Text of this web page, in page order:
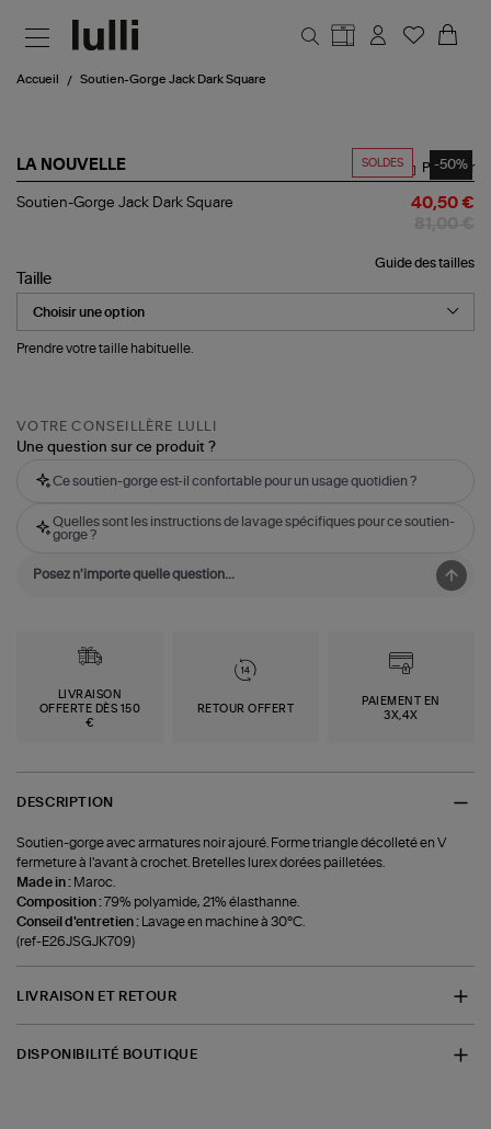
Accueil Soutien-Gorge Jack Dark Square
SOLDES -50%
LA NOUVELLE
Soutien-
Square
Partager
Soutien-Gorge Jack Dark Square 40,50 €
Guide des tailles
Taille
Prendre votre taille habituelle.
VOTRE CONSEILLÈRE LULLI
Une question sur ce produit ?
Ce soutien-gorge est-il confortable pour un usage quotidien ?
Quelles sont les instructions de lavage spécifiques pour ce soutien-
gorge ?
LIVRAISON
OFFERTE DÈS 150
€
RETOUR OFFERT
PAIEMENT EN
3X,4X
DESCRIPTION
Soutien-gorge avec armatures noir ajouré. Forme triangle décolleté en V
fermeture à l'avant à crochet. Bretelles lurex dorées pailletées.
Made in : Maroc.
Composition :79% polyamide, 21% élasthanne.
Conseil d'entretien :
Lavage en machine à 30°C.
(ref-E26JSGJK709)
LIVRAISON ET RETOUR
DISPONIBILITÉ BOUTIQUE